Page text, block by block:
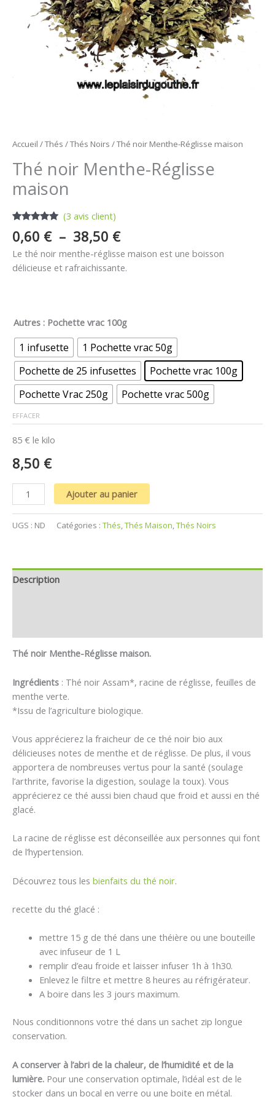
Accueil /Thés /Thés Noirs / Thé noir Menthe-Réglisse maison
Thé noir Menthe-Réglisse
maison
Noté 5.00
sur 5
basé sur
3
notations
client
(3 avis client)
0,60 € – 38,50 €
Le thé noir menthe-réglisse maison est une boisson
délicieuse et rafraichissante.
Autres : Pochette vrac 100g
1 infusette
1 Pochette vrac 50g
Pochette de 25 infusettes
Pochette vrac 100g
Pochette Vrac 250g
Pochette vrac 500g
EFFACER
85 € le kilo
8,50 €
Ajouter au panier
UGS : ND Catégories : Thés,Thés Maison,Thés Noirs
Description
Thé noir Menthe-Réglisse maison.
Ingrédients : Thé noir Assam*, racine de réglisse, feuilles de
menthe verte.
*Issu de l’agriculture biologique.
Vous apprécierez la fraicheur de ce thé noir bio aux
délicieuses notes de menthe et de réglisse. De plus, il vous
apportera de nombreuses vertus pour la santé (soulage
l’arthrite, favorise la digestion, soulage la toux). Vous
apprécierez ce thé aussi bien chaud que froid et aussi en thé
glacé.
La racine de réglisse est déconseillée aux personnes qui font
de l’hypertension.
Découvrez tous les bienfaits du thé noir.
recette du thé glacé :
mettre 15 g de thé dans une théière ou une bouteille
avec infuseur de 1 L
remplir d’eau froide et laisser infuser 1h à 1h30.
Enlevez le filtre et mettre 8 heures au réfrigérateur.
A boire dans les 3 jours maximum.
Nous conditionnons votre thé dans un sachet zip longue
conservation.
A conserver à l’abri de la chaleur, de l’humidité et de la
lumière. Pour une conservation optimale, l’idéal est de le
stocker dans un bocal en verre ou une boite en métal.